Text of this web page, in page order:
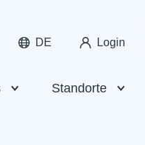
DE Login
Standorte